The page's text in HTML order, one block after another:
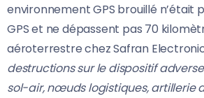
environnement GPS brouillé n’était
GPS et ne dépassent pas 70
aéroterrestre chez Safran
destructions sur le dispositif
sol-air, nœuds logistiques, artillerie